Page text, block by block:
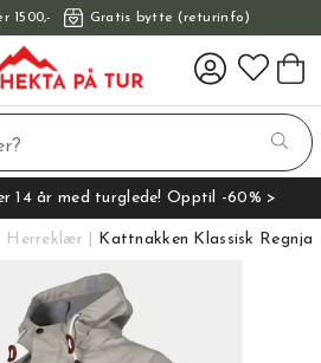
1500,- Gratis bytte (returinfo)
14 år med turglede! Opptil -60% >
Herreklær Kattnakken Klassisk